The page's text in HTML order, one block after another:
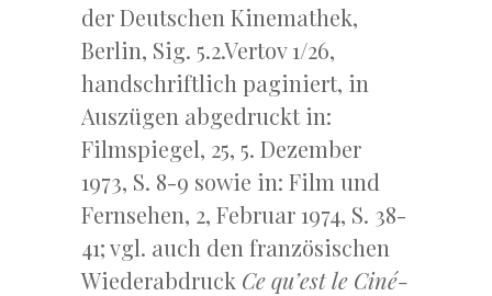
der Deutschen Kinemathek,
Berlin, Sig. 5.2.Vertov 1/26,
handschriftlich paginiert, in
Auszügen abgedruckt in:
Filmspiegel, 25, 5. Dezember
1973, S. 8-9 sowie in: Film und
Fernsehen, 2, Februar 1974, S. 38-
41; vgl. auch den französischen
Wiederabdruck Ce qu’est le Ciné-